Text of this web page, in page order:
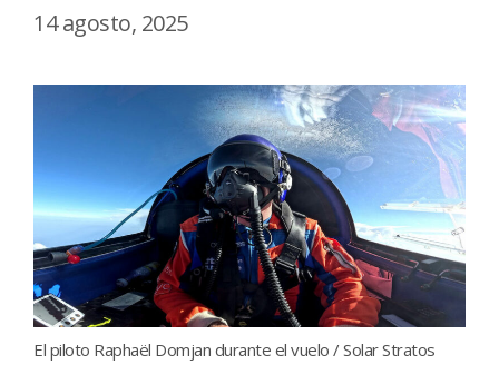
14 agosto, 2025
El piloto Raphaël Domjan durante el vuelo / Solar Stratos